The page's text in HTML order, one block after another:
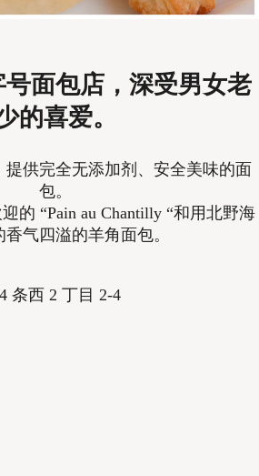
面包店，深受男女老
的喜爱。
供完全无添加剂、安全美味的面
包。
的 “Pain au Chantilly “和用北野海
气四溢的羊角面包。
条西 2 丁目 2-4